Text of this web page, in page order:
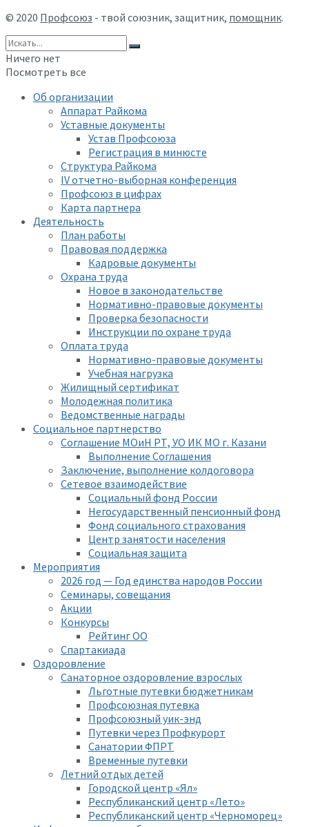
© 2020 Профсоюз - твой союзник, защитник, помощник.
Ничего нет
Посмотреть все
Об организации
Аппарат Райкома
Уставные документы
Устав Профсоюза
Регистрация в минюсте
Структура Райкома
IV отчетно-выборная конференция
Профсоюз в цифрах
Карта партнера
Деятельность
План работы
Правовая поддержка
Кадровые документы
Охрана труда
Новое в законодательстве
Нормативно-правовые документы
Проверка безопасности
Инструкции по охране труда
Оплата труда
Нормативно-правовые документы
Учебная нагрузка
Жилищный сертификат
Молодежная политика
Ведомственные награды
Социальное партнерство
Соглашение МОиН РТ, УО ИК МО г. Казани
Выполнение Соглашения
Заключение, выполнение колдоговора
Сетевое взаимодействие
Социальный фонд России
Негосударственный пенсионный фонд
Фонд социального страхования
Центр занятости населения
Социальная защита
Мероприятия
2026 год — Год единства народов России
Семинары, совещания
Акции
Конкурсы
Рейтинг ОО
Спартакиада
Оздоровление
Санаторное оздоровление взрослых
Льготные путевки бюджетникам
Профсоюзная путевка
Профсоюзный уик-энд
Путевки через Профкурорт
Санатории ФПРТ
Временные путевки
Летний отдых детей
Городской центр «Ял»
Республиканский центр «Лето»
Республиканский центр «Черноморец»